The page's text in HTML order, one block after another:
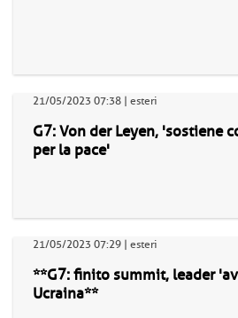
21/05/2023 07:38 | esteri
G7: Von der Leyen, 'sostiene
per la pace'
21/05/2023 07:29 | esteri
**G7: finito summit, leader
Ucraina**